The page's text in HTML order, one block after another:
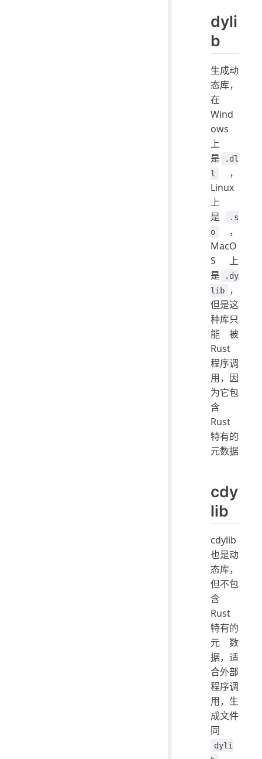
dyli
b
生成动
态库，
在
Wind
ows
上
是
.dl
l
，
Linux
上
是
.s
o
，
MacO
S 上
是
.dy
lib
，
但是这
种库只
能被
Rust
程序调
用，因
为它包
含
Rust
特有的
元数据
cdy
lib
cdylib
也是动
态库，
但不包
含
Rust
特有的
元数
据，适
合外部
程序调
用，生
成文件
同
dyli